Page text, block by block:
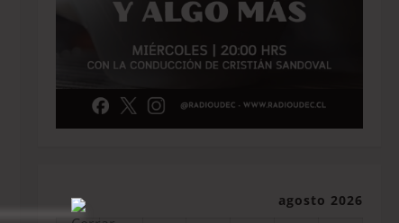
agosto 2026